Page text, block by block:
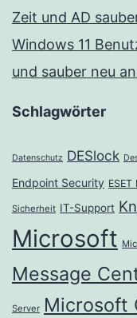
Zeit und AD
Windows 11
und sauber neu
Schlagwörter
Datenschutz DESlock
Endpoint Security
Sicherheit IT-Support
Microsoft
Message
Server Microsoft